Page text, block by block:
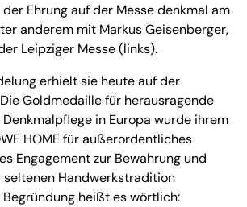
Ehrung auf der Messe denkmal am
anderem mit Markus Geisenberger,
Leipziger Messe (links).
erhielt sie heute auf der
Goldmedaille für herausragende
in Europa wurde ihrem
HOME für außerordentliches
Engagement zur Bewahrung und
Handwerkstradition
heißt es wörtlich: